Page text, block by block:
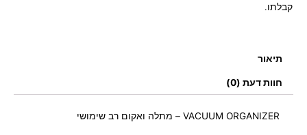
קבלתו.
תיאור
חוות דעת (0)
VACUUM ORGANIZER – מתלה ואקום רב שימושי